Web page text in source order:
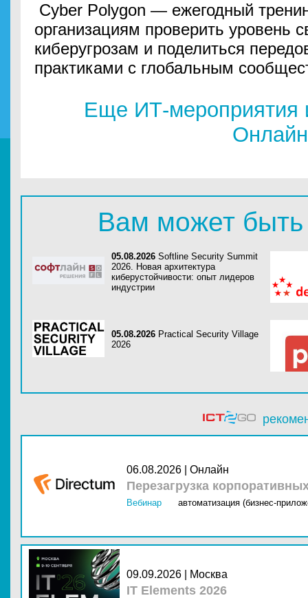
Cyber Polygon — ежегодный
организациям проверить уровень
киберугрозам и поделиться
практиками с глобальным
Еще ИТ-мероприятия
Онлайн
Вам может быть
05.08.2026 Softline Security Summit
2026. Новая архитектура
киберустойчивости: опыт лидеров
индустрии
05.08.2026 Practical Security Village
2026
06.08.2026 | Онлайн
Перезагрузка
Вебинар автоматизация (бизнес-
09.09.2026 | Москва
IT Elements 2026